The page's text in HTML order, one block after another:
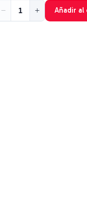
− + Añadir al